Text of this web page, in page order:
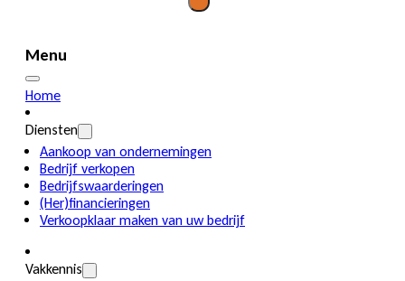
Menu
Home
Diensten
Aankoop van ondernemingen
Bedrijf verkopen
Bedrijfswaarderingen
(Her)financieringen
Verkoopklaar maken van uw bedrijf
Vakkennis